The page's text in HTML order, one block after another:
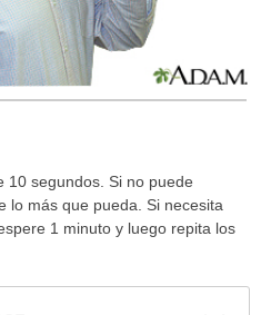
10 segundos. Si no puede
lo más que pueda. Si necesita
1 minuto y luego repita los